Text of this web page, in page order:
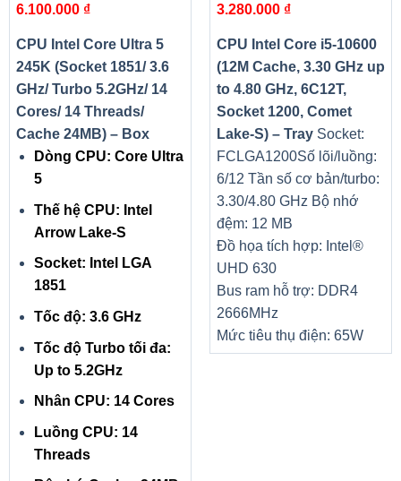
thiết bị tương thích khác như máy chiếu, chuột, bàn phím,
màn hình rời,…
Hỗ trợ chuẩn không dây Wi-Fi 6 (802.11ax) và Bluetooth
5.1 mang lại trải nghiệm đường truyền ổn định, mượt mà
trong từng tác vụ làm việc học tập hay họp nhóm trực tuyến
từ xa trên các ứng dụng Google Meet, Zoom,…
Threads/ Cache 24MB) – Box
6.100.000 ₫
CPU Intel Core Ultra 5
245K (Socket 1851/ 3.6
GHz/ Turbo 5.2GHz/ 14
Cores/ 14 Threads/
Cache 24MB) – Box
Dòng CPU: Core Ultra
5
Thế hệ CPU: Intel
Arrow Lake-S
Socket: Intel LGA
1851
Tốc độ: 3.6 GHz
Tốc độ Turbo tối đa:
Up to 5.2GHz
Nhân CPU: 14 Cores
Luồng CPU: 14
Threads
1200, Comet Lake-S) – Tray
3.280.000 ₫
CPU Intel Core i5-10600
(12M Cache, 3.30 GHz up
to 4.80 GHz, 6C12T,
Socket 1200, Comet
Lake-S) – Tray Socket:
FCLGA1200Số lõi/luồng:
6/12 Tần số cơ bản/turbo:
3.30/4.80 GHz Bộ nhớ
đệm: 12 MB
Đồ họa tích hợp: Intel®
UHD 630
Bus ram hỗ trợ: DDR4
2666MHz
Mức tiêu thụ điện: 65W